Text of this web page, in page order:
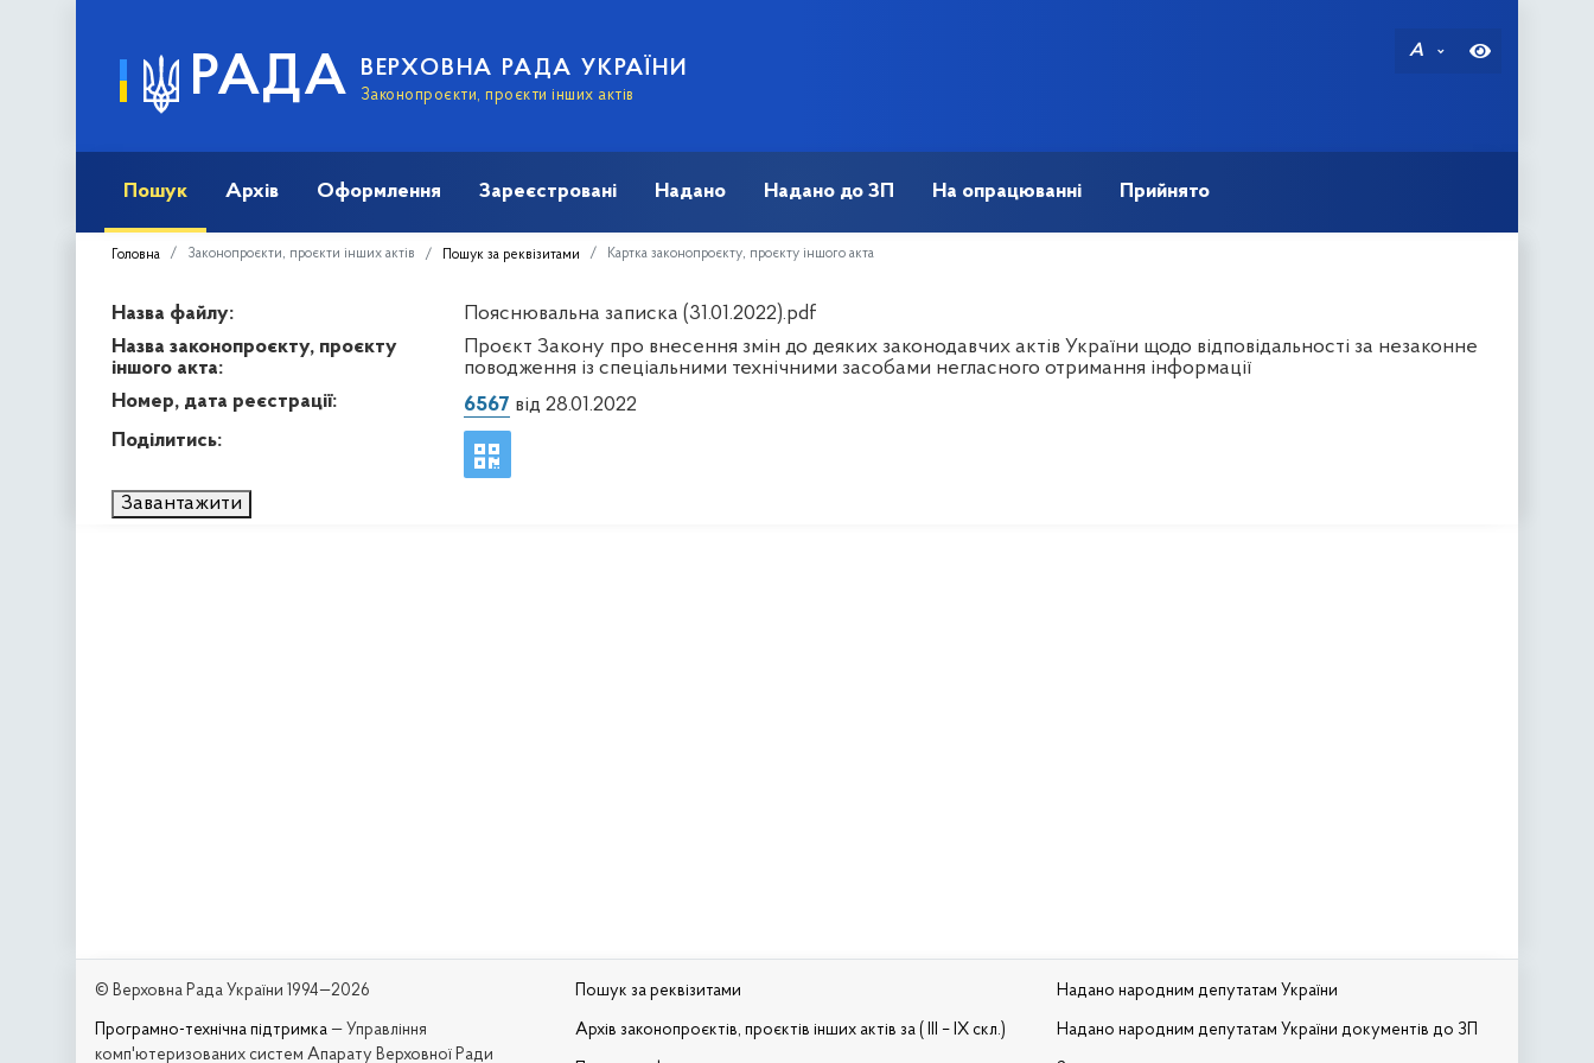
РАДА ВЕРХОВНА РАДА УКРАЇНИ
Законопроєкти, проєкти інших актів
A
Пошук Архів Оформлення Зареєстровані Надано Надано до ЗП На опрацюванні Прийнято
Головна Законопроєкти, проєкти інших актів Пошук за реквізитами Картка законопроєкту, проєкту іншого акта
Назва файлу:
Пояснювальна записка (31.01.2022).pdf
Назва законопроєкту, проєкту
іншого акта:
Проєкт Закону про внесення змін до деяких законодавчих актів України щодо відповідальності за незаконне
поводження із спеціальними технічними засобами негласного отримання інформації
Номер, дата реєстрації:
6567 від 28.01.2022
Поділитись:
Завантажити
© Верховна Рада України 1994—2026
Програмно-технічна підтримка — Управління
комп'ютеризованих систем Апарату Верховної Ради
Пошук за реквізитами
Архів законопроєктів, проєктів інших актів за ( III – IX скл.)
Надано народним депутатам України
Надано народним депутатам України документів до ЗП